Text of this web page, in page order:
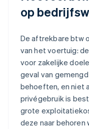
op
De aftrekbare btw
van het voertuig:
voor zakelijke
geval van
behoeften, en niet
privégebruik is
grote
deze naar